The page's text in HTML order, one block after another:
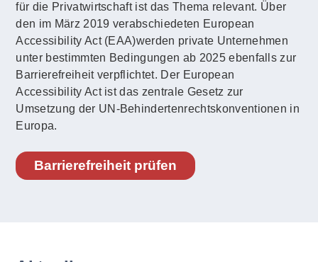
für die Privatwirtschaft ist das Thema relevant. Über
den im März 2019 verabschiedeten European
Accessibility Act (EAA)werden private Unternehmen
unter bestimmten Bedingungen ab 2025 ebenfalls zur
Barrierefreiheit verpflichtet. Der European
Accessibility Act ist das zentrale Gesetz zur
Umsetzung der UN-Behindertenrechtskonventionen in
Europa.
Barrierefreiheit prüfen